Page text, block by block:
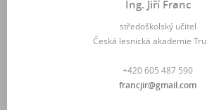
Ing. Jiří Franc
středoškolský učitel
Česká lesnická akademie
+420 605 487 590
francjir@gmail.com